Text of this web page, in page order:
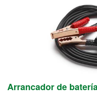
Arrancador de